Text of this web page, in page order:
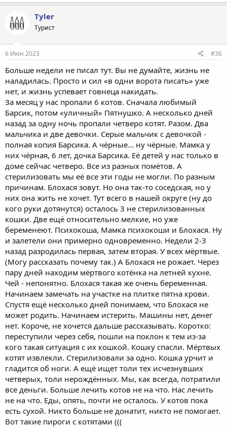
Tyler
Турист
6 Июн 2023 #36
Больше недели не писал тут. Вы не думайте, жизнь не
наладилась. Просто и сил «в одни ворота писать» уже
нет, и жизнь успевает говнеца накидать.
За месяц у нас пропали 6 котов. Сначала любимый
Барсик, потом «уличный» Пятнушко. А несколько дней
назад за одну ночь пропали четверо котят. Разом. Два
мальчика и две девочки. Серые мальчик с девочкой -
полная копия Барсика. А чёрные... ну чёрные. Мамка у
них чёрная, 6 лет, дочка Барсика. Её детей у нас только в
доме сейчас четверо. Все из разных помётов. А
стерилизовать мы её все эти годы не могли. По разным
причинам. Блохася зовут. Но она так-то соседская, но у
них она жить не хочет. Тут всего в нашей округе (ну до
кого руки дотянутся) осталось 3 не стерилизованных
кошки. Две ещё относительно мелкие, но уже
беременеют. Психокоша, Мамка психокоши и Блохася. Ну
и залетели они примерно одновременно. Недели 2-3
назад разродилась первая, затем вторая. У всех мёртвые.
(Могу рассказать почему так.) А Блохася не рожает. Через
пару дней находим мёртвого котёнка на летней кухне.
Чей - непонятно. Блохася такая же очень беременная.
Начинаем замечать на участке на плитке пятна крови.
Спустя ещё несколько дней понимаем, что Блохася не
может родить. Начинаем истерить. Машины нет, денег
нет. Короче, не хочется дальше рассказывать. Коротко:
переступили через себя, пошли на поклон к тем из-за
кого такая ситуация с их кошкой. Кошку спасли. Мёртвых
котят извлекли. Стерилизовали за одно. Кошка урчит и
гладится об ноги. А ещё ищет толи тех исчезнувших
четверых, толи нерождённых. Мы, как всегда, потратили
все деньги. Больше лечить котов не на что. Нас лечить
не на что. Еды, опять, почти не осталось. У котов пока
есть сухой. Никто больше не донатит, никто не помогает.
Вот такие пироги с котятами (((